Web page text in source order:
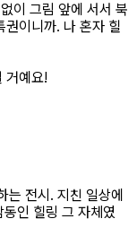
이 그림 앞에 서서 북
권이니까. 나 혼자 힐
거예요!
는 전시. 지친 일상에
인 힐링 그 자체였